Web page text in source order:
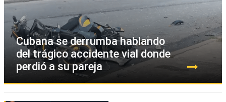
Cubana se derrumba hablando
del trágico accidente vial donde
perdió a su pareja